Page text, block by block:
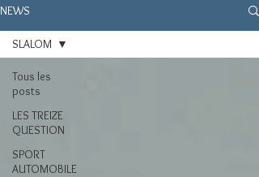
NEWS
Tous les
posts
LES TREIZE
QUESTION
SPORT
AUTOMOBILE
SLALOM